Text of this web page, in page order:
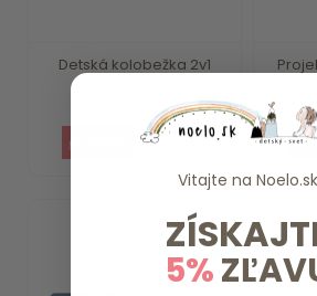
Detská kolobežka 2v1
scoot and ride -...
109.90 €
skladom
Vitajte na Noelo.sk
5%